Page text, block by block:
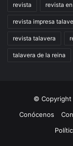
revista revista
revista impresa
revista talavera
talavera de la reina
©
Conócenos